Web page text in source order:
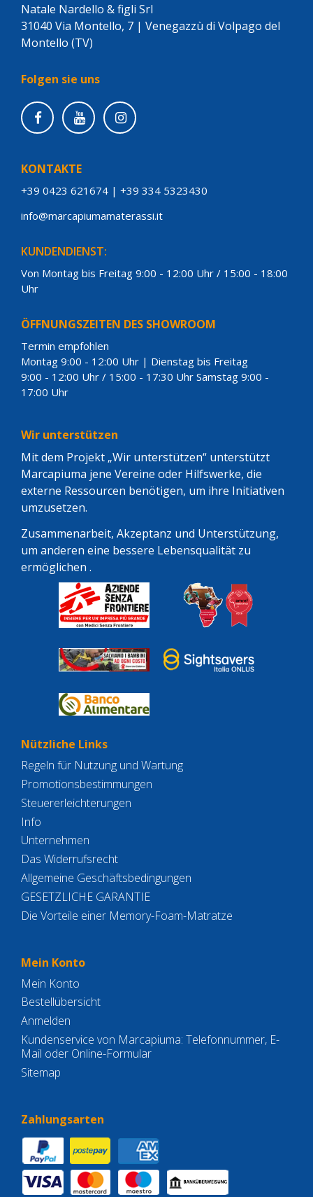
Natale Nardello & figli Srl
31040 Via Montello, 7 | Venegazzù di Volpago del
Montello (TV)
Folgen sie uns
KONTAKTE
+39 0423 621674 | +39 334 5323430
info@marcapiumamaterassi.it
KUNDENDIENST:
Von Montag bis Freitag 9:00 - 12:00 Uhr / 15:00 - 18:00
Uhr
ÖFFNUNGSZEITEN DES SHOWROOM
Termin empfohlen
Montag 9:00 - 12:00 Uhr | Dienstag bis Freitag
9:00 - 12:00 Uhr / 15:00 - 17:30 Uhr Samstag 9:00 -
17:00 Uhr
Wir unterstützen
Mit dem Projekt „Wir unterstützen“ unterstützt
Marcapiuma jene Vereine oder Hilfswerke, die
externe Ressourcen benötigen, um ihre Initiativen
umzusetzen.
Zusammenarbeit, Akzeptanz und Unterstützung,
um anderen eine bessere Lebensqualität zu
ermöglichen .
Nützliche Links
Regeln für Nutzung und Wartung
Promotionsbestimmungen
Steuererleichterungen
Info
Unternehmen
Das Widerrufsrecht
Allgemeine Geschäftsbedingungen
GESETZLICHE GARANTIE
Die Vorteile einer Memory-Foam-Matratze
Mein Konto
Mein Konto
Bestellübersicht
Anmelden
Kundenservice von Marcapiuma: Telefonnummer, E-
Mail oder Online-Formular
Sitemap
Zahlungsarten